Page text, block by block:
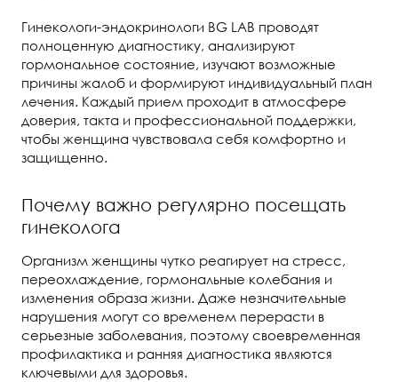
Гинекологи-эндокринологи BG LAB проводят
полноценную диагностику, анализируют
гормональное состояние, изучают возможные
причины жалоб и формируют индивидуальный план
лечения. Каждый прием проходит в атмосфере
доверия, такта и профессиональной поддержки,
чтобы женщина чувствовала себя комфортно и
защищенно.
Почему важно регулярно посещать
гинеколога
Организм женщины чутко реагирует на стресс,
переохлаждение, гормональные колебания и
изменения образа жизни. Даже незначительные
нарушения могут со временем перерасти в
серьезные заболевания, поэтому своевременная
профилактика и ранняя диагностика являются
ключевыми для здоровья.